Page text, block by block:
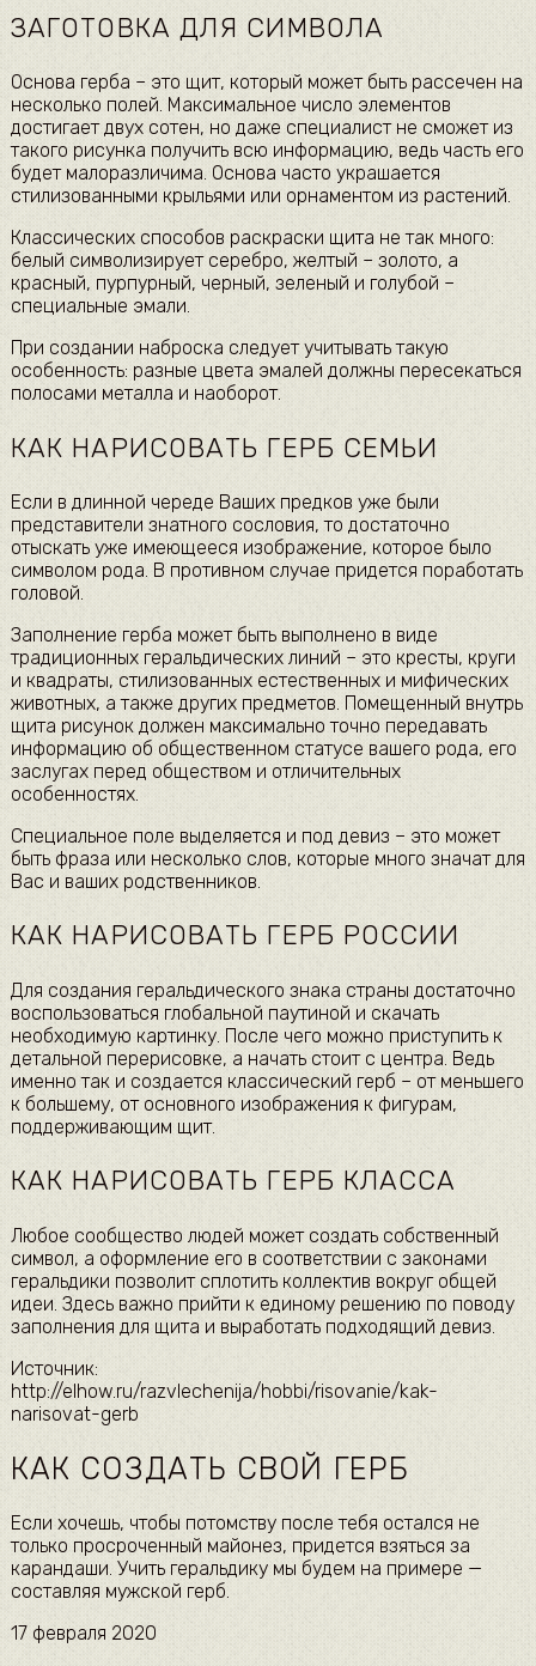
ЗАГОТОВКА ДЛЯ СИМВОЛА
Основа герба – это щит, который может быть рассечен на
несколько полей. Максимальное число элементов
достигает двух сотен, но даже специалист не сможет из
такого рисунка получить всю информацию, ведь часть его
будет малоразличима. Основа часто украшается
стилизованными крыльями или орнаментом из растений.
Классических способов раскраски щита не так много:
белый символизирует серебро, желтый – золото, а
красный, пурпурный, черный, зеленый и голубой –
специальные эмали.
При создании наброска следует учитывать такую
особенность: разные цвета эмалей должны пересекаться
полосами металла и наоборот.
КАК НАРИСОВАТЬ ГЕРБ СЕМЬИ
Если в длинной череде Ваших предков уже были
представители знатного сословия, то достаточно
отыскать уже имеющееся изображение, которое было
символом рода. В противном случае придется поработать
головой.
Заполнение герба может быть выполнено в виде
традиционных геральдических линий – это кресты, круги
и квадраты, стилизованных естественных и мифических
животных, а также других предметов. Помещенный внутрь
щита рисунок должен максимально точно передавать
информацию об общественном статусе вашего рода, его
заслугах перед обществом и отличительных
особенностях.
Специальное поле выделяется и под девиз – это может
быть фраза или несколько слов, которые много значат для
Вас и ваших родственников.
КАК НАРИСОВАТЬ ГЕРБ РОССИИ
Для создания геральдического знака страны достаточно
воспользоваться глобальной паутиной и скачать
необходимую картинку. После чего можно приступить к
детальной перерисовке, а начать стоит с центра. Ведь
именно так и создается классический герб – от меньшего
к большему, от основного изображения к фигурам,
поддерживающим щит.
КАК НАРИСОВАТЬ ГЕРБ КЛАССА
Любое сообщество людей может создать собственный
символ, а оформление его в соответствии с законами
геральдики позволит сплотить коллектив вокруг общей
идеи. Здесь важно прийти к единому решению по поводу
заполнения для щита и выработать подходящий девиз.
Источник:
http://elhow.ru/razvlechenija/hobbi/risovanie/kak-
narisovat-gerb
КАК СОЗДАТЬ СВОЙ ГЕРБ
Если хочешь, чтобы потомству после тебя остался не
только просроченный майонез, придется взяться за
карандаши. Учить геральдику мы будем на примере —
составляя мужской герб.
17 февраля 2020